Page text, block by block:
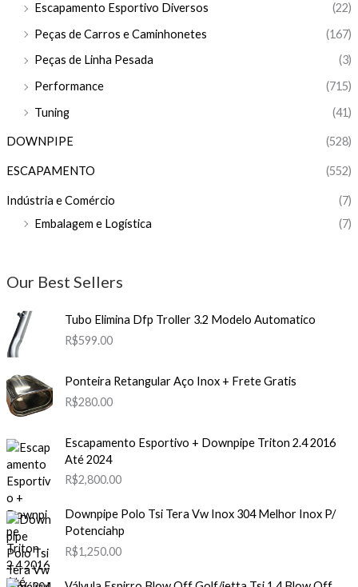
Escapamento Esportivo Diversos
(22)
Peças de Carros e Caminhonetes
(167)
Peças de Linha Pesada
(3)
Performance
(715)
Tuning
(41)
DOWNPIPE (528)
ESCAPAMENTO (552)
Indústria e Comércio
(7)
Embalagem e Logística
(7)
Our Best Sellers
Tubo Elimina Dfp Troller 3.2 Modelo Automatico
R$599.00
Ponteira Retangular Aço Inox + Frete Gratis
R$280.00
Escapamento Esportivo + Downpipe Triton 2.4 2016
Até 2024
R$2,800.00
Downpipe Polo Tsi Tera Vw Inox 304 Melhor Inox P/
Potenciahp
R$1,250.00